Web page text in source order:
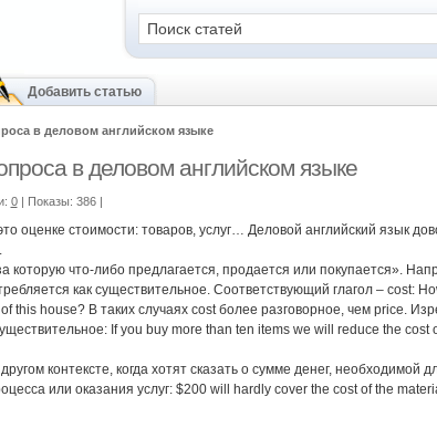
Добавить статью
в деловом английском языке
в деловом английском языке
0 | Показы: 386 |
оценке стоимости: товаров, услуг… Деловой английский язык
которую что-либо предлагается, продается или покупается».
как существительное. Соответствующий глагол – cost:
this house? В таких случаях cost более разговорное, чем price.
If you buy more than ten items we will reduce the cost
контексте, когда хотят сказать о сумме денег, необходимой
или оказания услуг: $200 will hardly cover the cost of the